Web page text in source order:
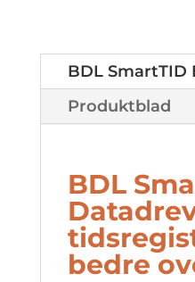
BDL SmartTID
Produktblad
BDL
bedre